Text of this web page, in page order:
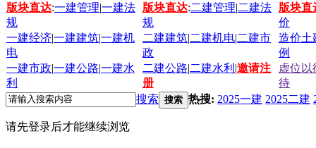
版块直达:一建管理|一建法
规
版块直达:二建管理|二建法
规
版块直
价
一建经济|一建建筑|一建机
电
二建建筑|二建机电|二建市
政
造价土
例
一建市政|一建公路|一建水
利
二建公路|二建水利 |邀请注
册
虚位以
待
搜索 搜索 热搜: 2025一建 2025二建
请先登录后才能继续浏览